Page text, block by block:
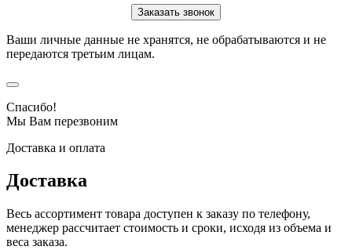
Ваши личные данные не хранятся, не обрабатываются и не
передаются третьим лицам.
Спасибо!
Мы Вам перезвоним
Доставка и оплата
Доставка
Весь ассортимент товара доступен к заказу по телефону,
менеджер рассчитает стоимость и сроки, исходя из объема и
веса заказа.